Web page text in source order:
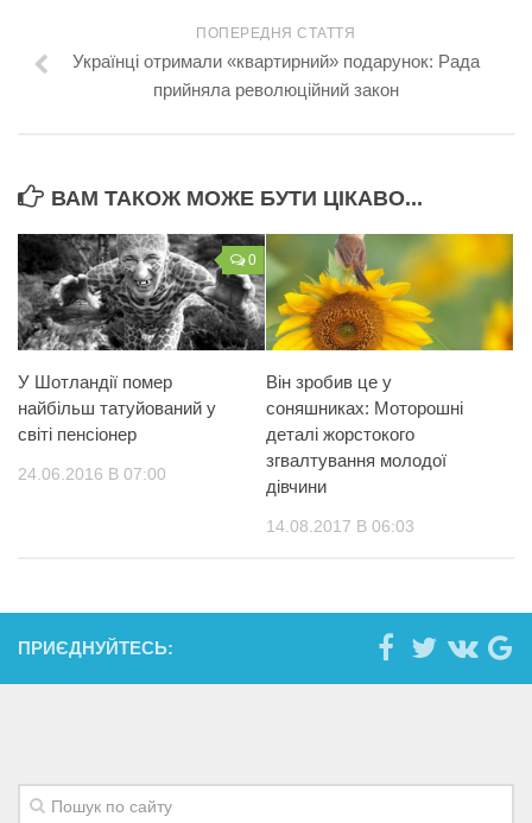
ПОПЕРЕДНЯ СТАТТЯ
Українці отримали «квартирний» подарунок: Рада
прийняла революційний закон
ВАМ ТАКОЖ МОЖЕ БУТИ ЦІКАВО...
0
У Шотландії помер
найбільш татуйований у
світі пенсіонер
24.06.2016 В 07:00
Він зробив це у
соняшниках: Моторошні
деталі жорстокого
згвалтування молодої
дівчини
14.08.2017 В 06:03
ПРИЄДНУЙТЕСЬ: